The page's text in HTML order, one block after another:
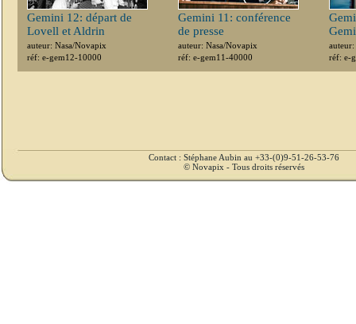
Gemini 12: départ de
Lovell et Aldrin
auteur: Nasa/Novapix
réf: e-gem12-10000
Gemini 11: conférence
de presse
auteur: Nasa/Novapix
réf: e-gem11-40000
réf: e-
Contact : Stéphane Aubin au +33-(0)9-51-26-53-76
© Novapix - Tous droits réservés